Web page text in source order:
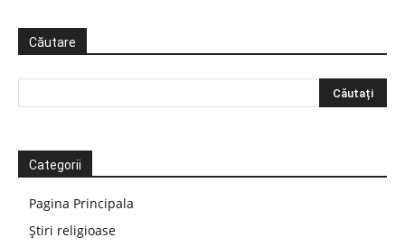
Căutare
Categorii
Pagina Principala
Știri religioase